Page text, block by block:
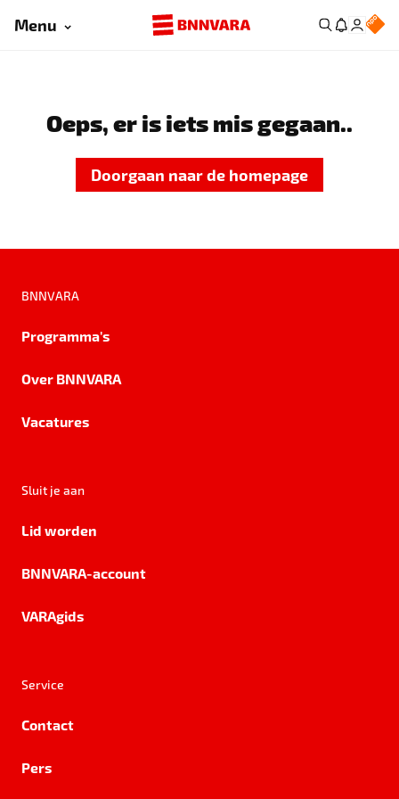
Menu
Oeps, er is iets mis gegaan..
Doorgaan naar de homepage
BNNVARA
Programma's
Over BNNVARA
Vacatures
Sluit je aan
Lid worden
BNNVARA-account
VARAgids
Service
Contact
Pers